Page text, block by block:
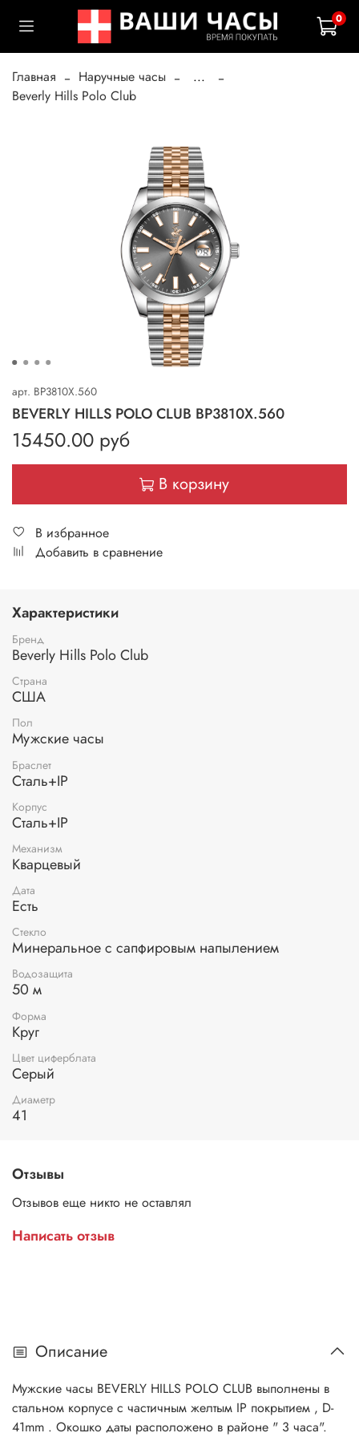
0
Главная Наручные часы
...
Beverly Hills Polo Club
арт. BP3810X.560
BEVERLY HILLS POLO CLUB BP3810X.560
15450.00 руб
В корзину
В избранное
Добавить в сравнение
Характеристики
Бренд
Beverly Hills Polo Club
Страна
США
Пол
Мужские часы
Браслет
Сталь+IP
Корпус
Сталь+IP
Механизм
Кварцевый
Дата
Есть
Стекло
Минеральное с сапфировым напылением
Водозащита
50 м
Форма
Круг
Цвет циферблата
Серый
Диаметр
41
Отзывы
Отзывов еще никто не оставлял
Написать отзыв
Описание
Мужские часы BEVERLY HILLS POLO CLUB выполнены в
стальном корпусе с частичным желтым IP покрытием , D-
41mm . Окошко даты расположено в районе " 3 часа".